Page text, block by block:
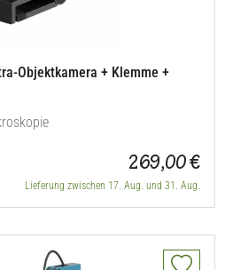
Objektkamera + Klemme +
269,00 €
Lieferung zwischen 17. Aug. und 31. Aug.